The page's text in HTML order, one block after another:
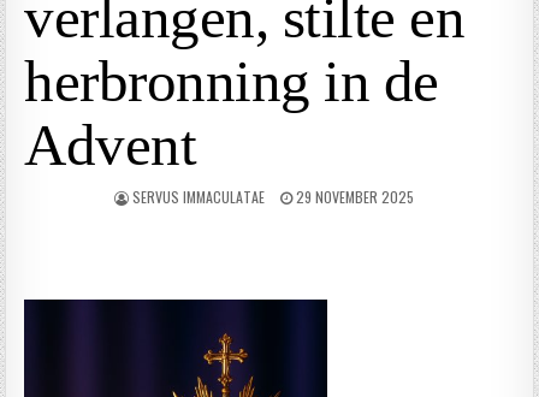
verlangen, stilte en
herbronning in de
Advent
SERVUS IMMACULATAE 29 NOVEMBER 2025